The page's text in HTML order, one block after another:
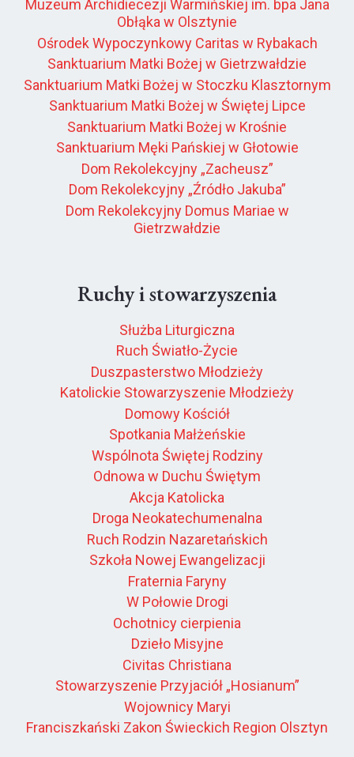
Muzeum Archidiecezji Warmińskiej im. bpa Jana
Obłąka w Olsztynie
Ośrodek Wypoczynkowy Caritas w Rybakach
Sanktuarium Matki Bożej w Gietrzwałdzie
Sanktuarium Matki Bożej w Stoczku Klasztornym
Sanktuarium Matki Bożej w Świętej Lipce
Sanktuarium Matki Bożej w Krośnie
Sanktuarium Męki Pańskiej w Głotowie
Dom Rekolekcyjny „Zacheusz”
Dom Rekolekcyjny „Źródło Jakuba”
Dom Rekolekcyjny Domus Mariae w
Gietrzwałdzie
Ruchy i stowarzyszenia
Służba Liturgiczna
Ruch Światło-Życie
Duszpasterstwo Młodzieży
Katolickie Stowarzyszenie Młodzieży
Domowy Kościół
Spotkania Małżeńskie
Wspólnota Świętej Rodziny
Odnowa w Duchu Świętym
Akcja Katolicka
Droga Neokatechumenalna
Ruch Rodzin Nazaretańskich
Szkoła Nowej Ewangelizacji
Fraternia Faryny
W Połowie Drogi
Ochotnicy cierpienia
Dzieło Misyjne
Civitas Christiana
Stowarzyszenie Przyjaciół „Hosianum”
Wojownicy Maryi
Franciszkański Zakon Świeckich Region Olsztyn